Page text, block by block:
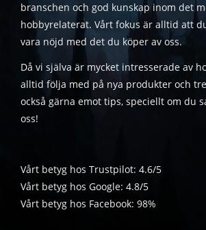
branschen och god kunskap inom det
hobbyrelaterat. Vårt fokus är alltid att
vara nöjd med det du köper av oss.
Då vi själva är mycket intresserade av
alltid följa med på nya produkter och
också gärna emot tips, speciellt om du
oss!
Vårt betyg hos Trustpilot: 4.6/5
Vårt betyg hos Google: 4.8/5
Vårt betyg hos Facebook: 98%